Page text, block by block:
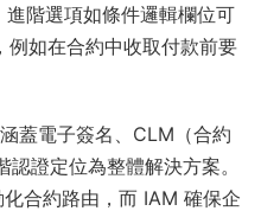
階選項如條件邏輯欄位可
例如在合約中收取付款前要
蓋電子簽名、CLM（合約
證定位為整體解決方案。
合約路由，而 IAM 確保企